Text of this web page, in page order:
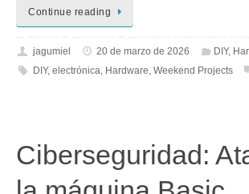
Continue reading
jagumiel 20 de marzo de 2026 DIY,
DIY, electrónica, Hardware, Weekend Projects
Ciberseguridad: